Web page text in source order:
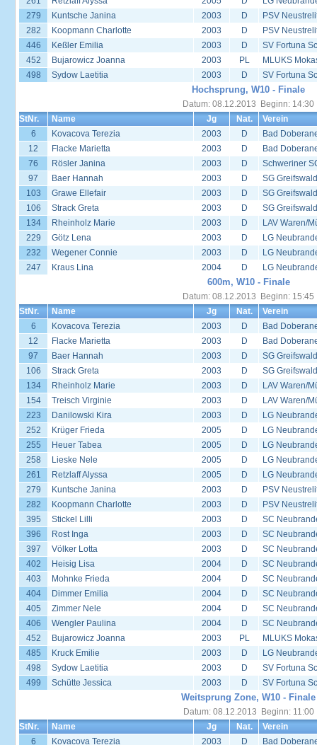
279
Kuntsche Janina 2003 D
PSV
282
Koopmann Charlotte 2003 D
PSV
446
Keßler Emilia 2003 D
SV Fortuna
452
Bujarowicz Joanna 2003 PL
MLUKS
498
Sydow Laetitia 2003 D SV Fortuna
Hochsprung, W10 - Finale
Datum: 08.12.2013 Beginn: 14:30
StNr.
Name Jg Nat.
Verein
6
Kovacova Terezia 2003 D
Bad
12
Flacke Marietta 2003 D
Bad
76
Rösler Janina 2003 D
Schweriner
97
Baer Hannah 2003 D
SG Greifswald
103
Grawe Ellefair 2003 D
SG Greifswald
106
Strack Greta 2003 D
SG Greifswald
134
Rheinholz Marie 2003 D
LAV Waren/
229
Götz Lena 2003 D
LG
232
Wegener Connie 2003 D
LG
247
Kraus Lina 2004 D LG
600m, W10 - Finale
Datum: 08.12.2013 Beginn: 15:45
StNr.
Name Jg Nat.
Verein
6
Kovacova Terezia 2003 D
Bad
12
Flacke Marietta 2003 D
Bad
97
Baer Hannah 2003 D
SG Greifswald
106
Strack Greta 2003 D
SG Greifswald
134
Rheinholz Marie 2003 D
LAV Waren/
154
Treisch Virginie 2003 D
LAV Waren/
223
Danilowski Kira 2003 D
LG
252
Krüger Frieda 2005 D
LG
255
Heuer Tabea 2005 D
LG
258
Lieske Nele 2005 D
LG
261
Retzlaff Alyssa 2005 D
LG
279
Kuntsche Janina 2003 D
PSV
282
Koopmann Charlotte 2003 D
PSV
395
Stickel Lilli 2003 D
SC
396
Rost Inga 2003 D
SC
397
Völker Lotta 2003 D
SC
402
Heisig Lisa 2004 D
SC
403
Mohnke Frieda 2004 D
SC
404
Dimmer Emilia 2004 D
SC
405
Zimmer Nele 2004 D
SC
406
Wengler Paulina 2004 D
SC
452
Bujarowicz Joanna 2003 PL
MLUKS
485
Kruck Emilie 2003 D
LG
498
Sydow Laetitia 2003 D
SV Fortuna
499
Schütte Jessica 2003 D SV Fortuna
Weitsprung Zone, W10 - Finale
Datum: 08.12.2013 Beginn: 11:00
StNr.
Name Jg Nat.
Verein
6
Kovacova Terezia 2003 D Bad